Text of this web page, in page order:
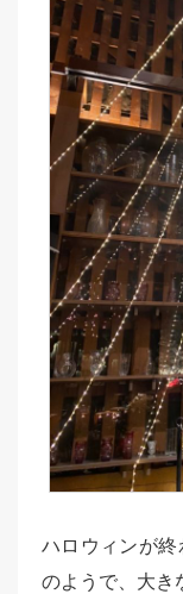
ハロウィンが
のようで、大き